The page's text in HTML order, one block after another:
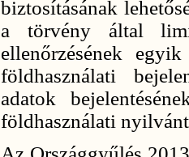
biztosításának
a törvény által
ellenőrzésének
földhasználati
adatok
földhasználati